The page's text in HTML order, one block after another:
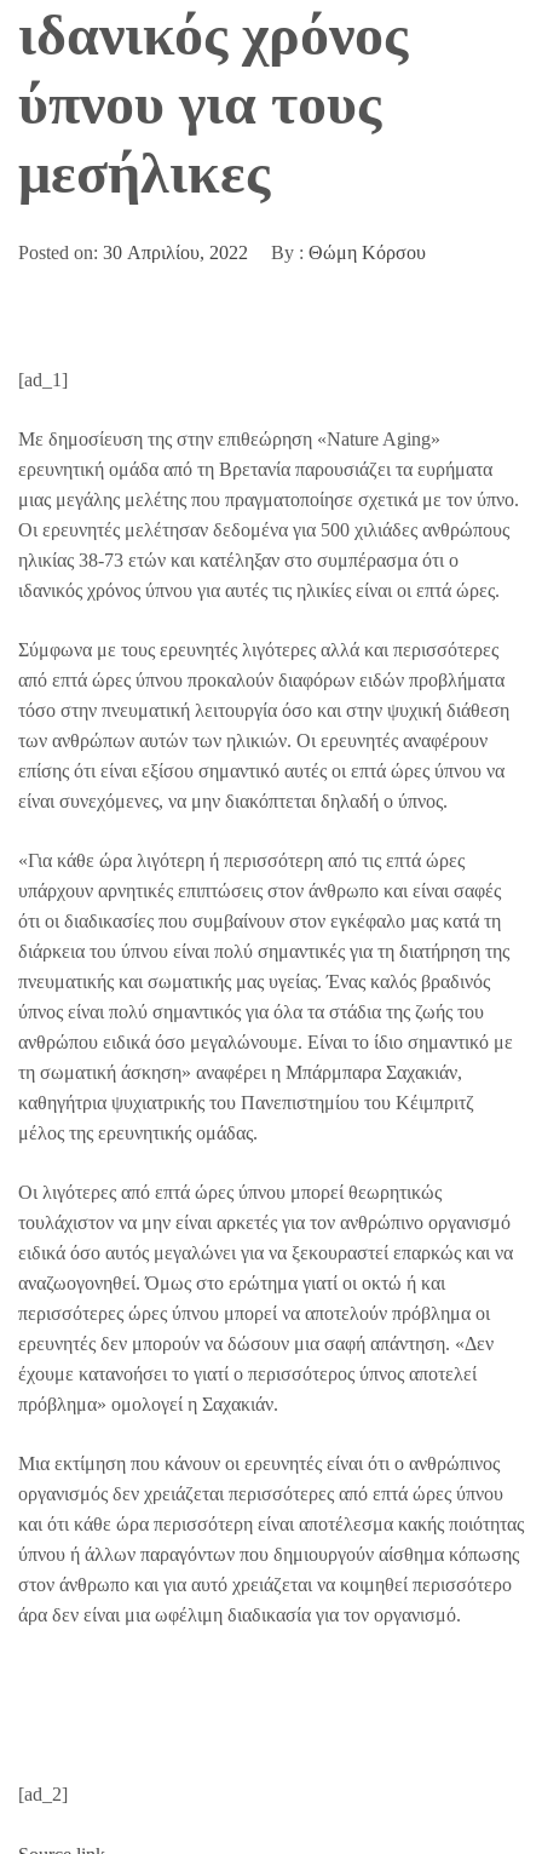
ιδανικός χρόνος
ύπνου για τους
μεσήλικες
Posted on: 30 Απριλίου, 2022 By : Θώμη Κόρσου
[ad_1]
Με δημοσίευση της στην επιθεώρηση «Nature Aging»
ερευνητική ομάδα από τη Βρετανία παρουσιάζει τα ευρήματα
μιας μεγάλης μελέτης που πραγματοποίησε σχετικά με τον ύπνο.
Οι ερευνητές μελέτησαν δεδομένα για 500 χιλιάδες ανθρώπους
ηλικίας 38-73 ετών και κατέληξαν στο συμπέρασμα ότι ο
ιδανικός χρόνος ύπνου για αυτές τις ηλικίες είναι οι επτά ώρες.
Σύμφωνα με τους ερευνητές λιγότερες αλλά και περισσότερες
από επτά ώρες ύπνου προκαλούν διαφόρων ειδών προβλήματα
τόσο στην πνευματική λειτουργία όσο και στην ψυχική διάθεση
των ανθρώπων αυτών των ηλικιών. Οι ερευνητές αναφέρουν
επίσης ότι είναι εξίσου σημαντικό αυτές οι επτά ώρες ύπνου να
είναι συνεχόμενες, να μην διακόπτεται δηλαδή ο ύπνος.
«Για κάθε ώρα λιγότερη ή περισσότερη από τις επτά ώρες
υπάρχουν αρνητικές επιπτώσεις στον άνθρωπο και είναι σαφές
ότι οι διαδικασίες που συμβαίνουν στον εγκέφαλο μας κατά τη
διάρκεια του ύπνου είναι πολύ σημαντικές για τη διατήρηση της
πνευματικής και σωματικής μας υγείας. Ένας καλός βραδινός
ύπνος είναι πολύ σημαντικός για όλα τα στάδια της ζωής του
ανθρώπου ειδικά όσο μεγαλώνουμε. Είναι το ίδιο σημαντικό με
τη σωματική άσκηση» αναφέρει η Μπάρμπαρα Σαχακιάν,
καθηγήτρια ψυχιατρικής του Πανεπιστημίου του Κέιμπριτζ
μέλος της ερευνητικής ομάδας.
Οι λιγότερες από επτά ώρες ύπνου μπορεί θεωρητικώς
τουλάχιστον να μην είναι αρκετές για τον ανθρώπινο οργανισμό
ειδικά όσο αυτός μεγαλώνει για να ξεκουραστεί επαρκώς και να
αναζωογονηθεί. Όμως στο ερώτημα γιατί οι οκτώ ή και
περισσότερες ώρες ύπνου μπορεί να αποτελούν πρόβλημα οι
ερευνητές δεν μπορούν να δώσουν μια σαφή απάντηση. «Δεν
έχουμε κατανοήσει το γιατί ο περισσότερος ύπνος αποτελεί
πρόβλημα» ομολογεί η Σαχακιάν.
Μια εκτίμηση που κάνουν οι ερευνητές είναι ότι ο ανθρώπινος
οργανισμός δεν χρειάζεται περισσότερες από επτά ώρες ύπνου
και ότι κάθε ώρα περισσότερη είναι αποτέλεσμα κακής ποιότητας
ύπνου ή άλλων παραγόντων που δημιουργούν αίσθημα κόπωσης
στον άνθρωπο και για αυτό χρειάζεται να κοιμηθεί περισσότερο
άρα δεν είναι μια ωφέλιμη διαδικασία για τον οργανισμό.
[ad_2]